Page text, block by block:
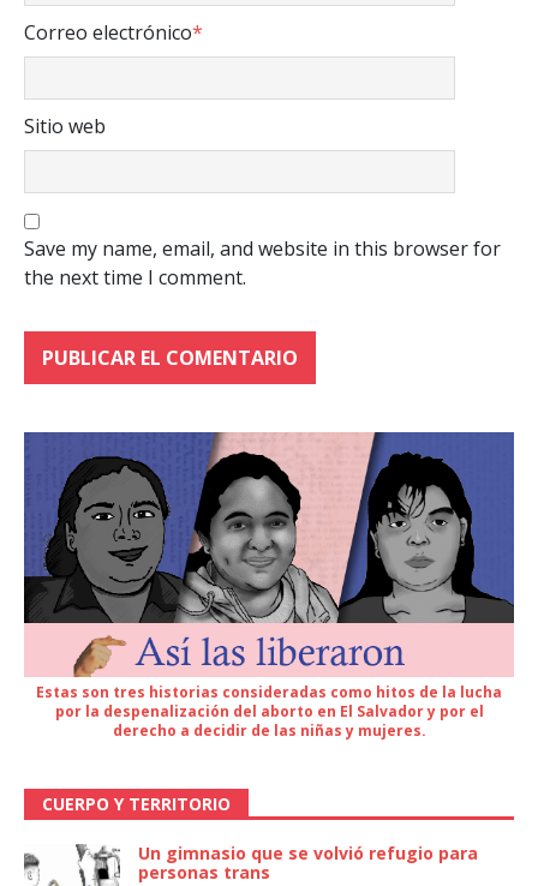
Correo electrónico*
Sitio web
Save my name, email, and website in this browser for
the next time I comment.
Estas son tres historias consideradas como hitos de la lucha
por la despenalización del aborto en El Salvador y por el
derecho a decidir de las niñas y mujeres.
CUERPO Y TERRITORIO
Un gimnasio que se volvió refugio para
personas trans